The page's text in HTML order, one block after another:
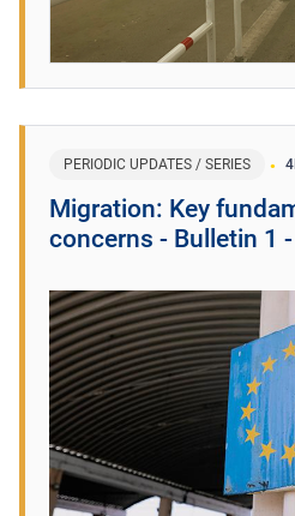
PERIODIC UPDATES / SERIES 4
Migration: Key
concerns - Bulletin 1